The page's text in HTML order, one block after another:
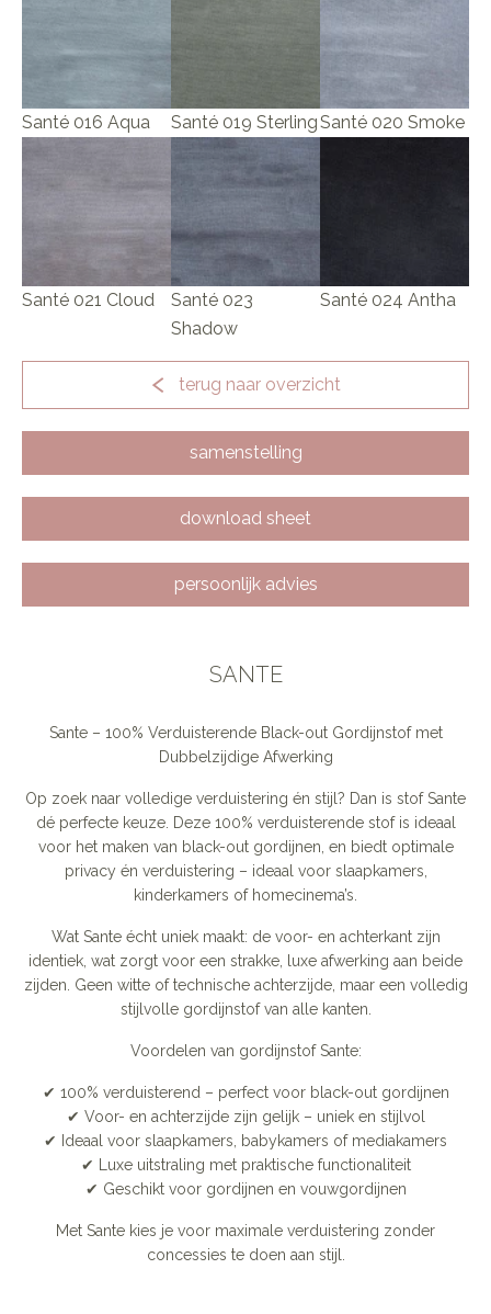
Santé 016 Aqua Santé 019 SterlingSanté 020 Smoke
Santé 021 Cloud
Santé 023
Shadow
Santé 024 Antha
terug naar overzicht
samenstelling
download sheet
persoonlijk advies
SANTE
Sante – 100% Verduisterende Black-out Gordijnstof met
Dubbelzijdige Afwerking
Op zoek naar volledige verduistering én stijl? Dan is stof Sante
dé perfecte keuze. Deze 100% verduisterende stof is ideaal
voor het maken van black-out gordijnen, en biedt optimale
privacy én verduistering – ideaal voor slaapkamers,
kinderkamers of homecinema’s.
Wat Sante écht uniek maakt: de voor- en achterkant zijn
identiek, wat zorgt voor een strakke, luxe afwerking aan beide
zijden. Geen witte of technische achterzijde, maar een volledig
stijlvolle gordijnstof van alle kanten.
Voordelen van gordijnstof Sante:
✔ 100% verduisterend – perfect voor black-out gordijnen
✔ Voor- en achterzijde zijn gelijk – uniek en stijlvol
✔ Ideaal voor slaapkamers, babykamers of mediakamers
✔ Luxe uitstraling met praktische functionaliteit
✔ Geschikt voor gordijnen en vouwgordijnen
Met Sante kies je voor maximale verduistering zonder
concessies te doen aan stijl.